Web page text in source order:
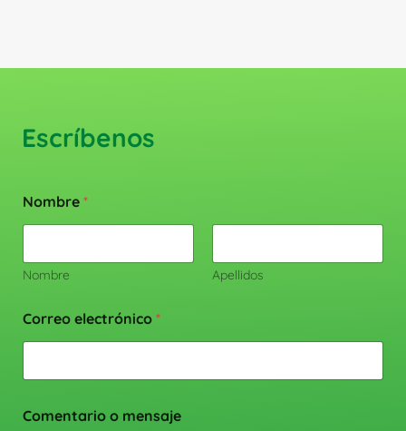
Escríbenos
Nombre *
Nombre Apellidos
Correo electrónico *
Comentario o mensaje